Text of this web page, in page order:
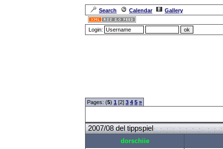
Search Calendar Gallery
Login:
Pages: (5) 1 [2] 3 4 5 »
2007/08 del tippspiel
dorschiie